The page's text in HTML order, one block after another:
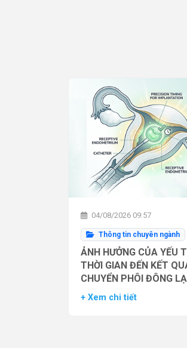
04/08/2026 09:57
Thông tin chuyên ngành
ẢNH HƯỞNG CỦA YẾU
THỜI GIAN ĐẾN KẾT
CHUYỂN PHÔI ĐÔNG
+ Xem chi tiết